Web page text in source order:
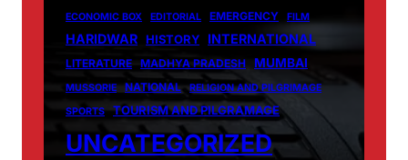
ECONOMIC BOX EDITORIAL EMERGENCY FILM
HARIDWAR HISTORY INTERNATIONAL
LITERATURE MADHYA PRADESH MUMBAI
MUSSORIE NATIONAL
RELIGION AND PILGRIMAGE
SPORTS
TOURISM AND PILGRAMAGE
UNCATEGORIZED